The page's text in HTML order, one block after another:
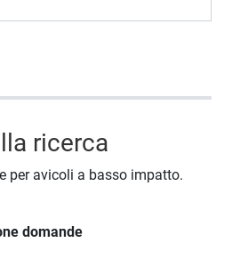
ricerca
per avicoli a basso impatto.
domande